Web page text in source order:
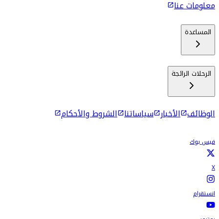
معلومات عنا
المساعدة
الرحلات الرائجة
الوظائف الأخبار سياساتنا الشروط والأحكام
فيس بوك
X
انستقرام